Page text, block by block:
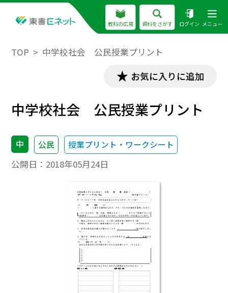
教科の広場 資料をさがす ログイン メニュー
TOP 中学校社会 公民授業プリント
お気に入りに追加
中学校社会 公民授業プリント
中 公民 授業プリント・ワークシート
公開日： 2018年05月24日